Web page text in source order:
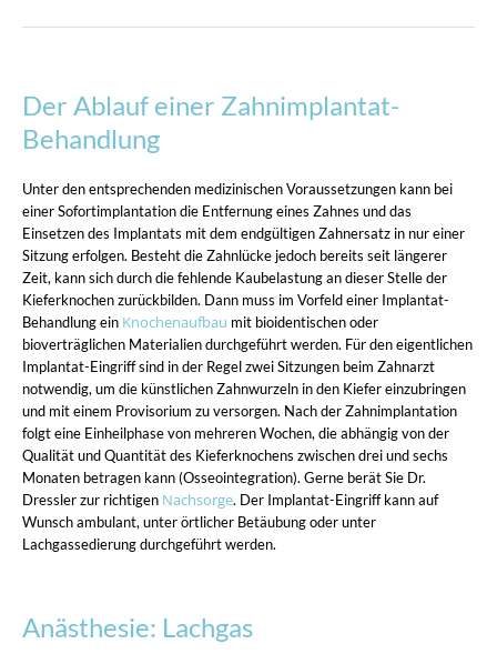
Der Ablauf einer Zahnimplantat-
Behandlung
Unter den entsprechenden medizinischen Voraussetzungen kann bei
einer Sofortimplantation die Entfernung eines Zahnes und das
Einsetzen des Implantats mit dem endgültigen Zahnersatz in nur einer
Sitzung erfolgen. Besteht die Zahnlücke jedoch bereits seit längerer
Zeit, kann sich durch die fehlende Kaubelastung an dieser Stelle der
Kieferknochen zurückbilden. Dann muss im Vorfeld einer Implantat-
Behandlung ein Knochenaufbau mit bioidentischen oder
bioverträglichen Materialien durchgeführt werden. Für den eigentlichen
Implantat-Eingriff sind in der Regel zwei Sitzungen beim Zahnarzt
notwendig, um die künstlichen Zahnwurzeln in den Kiefer einzubringen
und mit einem Provisorium zu versorgen. Nach der Zahnimplantation
folgt eine Einheilphase von mehreren Wochen, die abhängig von der
Qualität und Quantität des Kieferknochens zwischen drei und sechs
Monaten betragen kann (Osseointegration). Gerne berät Sie Dr.
Dressler zur richtigen Nachsorge. Der Implantat-Eingriff kann auf
Wunsch ambulant, unter örtlicher Betäubung oder unter
Lachgassedierung durchgeführt werden.
Anästhesie: Lachgas